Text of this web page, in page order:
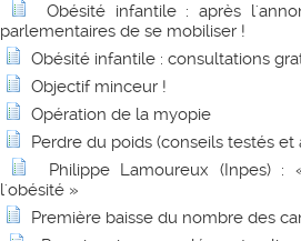
Obésité infantile : après
parlementaires de se mobiliser !
Obésité infantile : consultations
Objectif minceur !
Opération de la myopie
Perdre du poids (conseils testés et
Philippe Lamoureux (Inpes)
l'obésité »
Première baisse du nombre des